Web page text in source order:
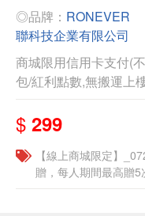
◎品牌： RONEVER
聯科技企業有限公司
商城限用信用卡支付(
包/紅利點數,無搬運上
$ 299
【線上商城限定】
贈，每人期間最高贈5